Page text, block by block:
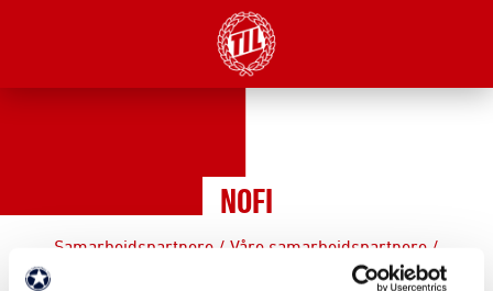
NOFI
Samarbeidspartnere / Våre samarbeidspartnere /